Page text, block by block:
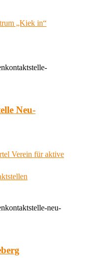
„Kiek in“
Neu-
Verein für aktive
neu-